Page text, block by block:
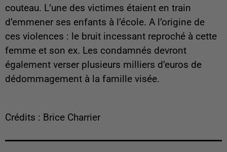
couteau. L’une des victimes étaient en train
d’emmener ses enfants à l’école. A l’origine de
ces violences : le bruit incessant reproché à cette
femme et son ex. Les condamnés devront
également verser plusieurs milliers d’euros de
dédommagement à la famille visée.
Crédits : Brice Charrier